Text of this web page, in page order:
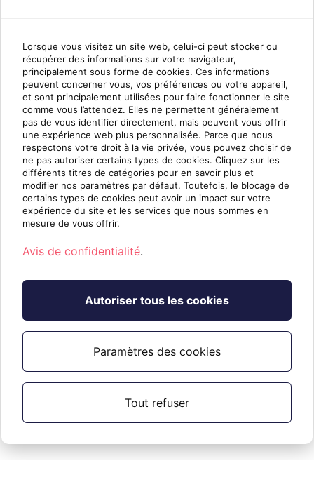
Lorsque vous visitez un site web, celui-ci peut stocker ou
récupérer des informations sur votre navigateur,
principalement sous forme de cookies. Ces informations
peuvent concerner vous, vos préférences ou votre appareil,
et sont principalement utilisées pour faire fonctionner le site
comme vous l’attendez. Elles ne permettent généralement
pas de vous identifier directement, mais peuvent vous offrir
une expérience web plus personnalisée. Parce que nous
respectons votre droit à la vie privée, vous pouvez choisir de
ne pas autoriser certains types de cookies. Cliquez sur les
différents titres de catégories pour en savoir plus et
modifier nos paramètres par défaut. Toutefois, le blocage de
certains types de cookies peut avoir un impact sur votre
expérience du site et les services que nous sommes en
mesure de vous offrir.
Avis de confidentialité.
Autoriser tous les cookies
Paramètres des cookies
Tout refuser